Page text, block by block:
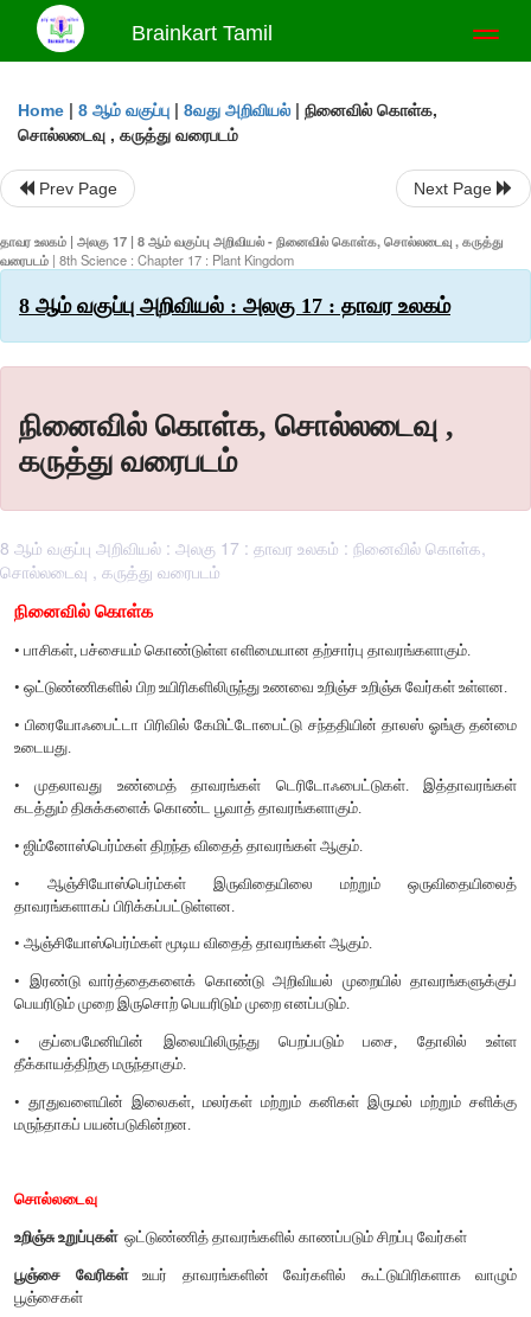
Brainkart Tamil
Home | 8 ஆம் வகுப்பு | 8வது அறிவியல் | நினைவில் கொள்க,
சொல்லடைவு , கருத்து வரைபடம்
Prev Page Next Page
தாவர உலகம் | அலகு 17 | 8 ஆம் வகுப்பு அறிவியல் - நினைவில் கொள்க, சொல்லடைவு , கருத்து
வரைபடம் | 8th Science : Chapter 17 : Plant Kingdom
8 ஆம் வகுப்பு அறிவியல் : அலகு 17 : தாவர உலகம்
நினைவில் கொள்க, சொல்லடைவு ,
கருத்து வரைபடம்
8 ஆம் வகுப்பு அறிவியல் : அலகு 17 : தாவர உலகம் : நினைவில் கொள்க,
சொல்லடைவு , கருத்து வரைபடம்
நினைவில் கொள்க
• பாசிகள், பச்சையம் கொண்டுள்ள எளிமையான தற்சார்பு
• ஒட்டுண்ணிகளில் பிற உயிரிகளிலிருந்து உணவை உறிஞ்ச உறிஞ்சு
• பிரையோஃபைட்டா பிரிவில் கேமிட்டோபைட்டு சந்ததியின்
உடையது.
• முதலாவது உண்மைத் தாவரங்கள் டெரிடோஃபைட்டுகள்.
கடத்தும் திசுக்களைக் கொண்ட பூவாத் தாவரங்களாகும்.
• ஜிம்னோஸ்பெர்ம்கள் திறந்த விதைத் தாவரங்கள் ஆகும்.
• ஆஞ்சியோஸ்பெர்ம்கள் இருவிதையிலை மற்றும்
தாவரங்களாகப் பிரிக்கப்பட்டுள்ளன.
• இரண்டு வார்த்தைகளைக் கொண்டு அறிவியல் முறையில்
• குப்பைமேனியின் இலையிலிருந்து பெறப்படும்